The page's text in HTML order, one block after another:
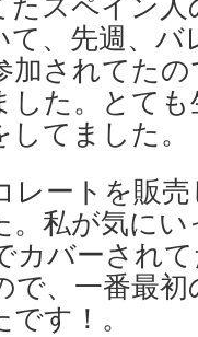
て、先週、
加されてた
した。とて
てました。
レートを販
。私が気に
カバーされ
で、一番最
す！。